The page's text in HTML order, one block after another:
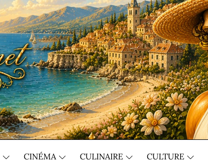
CINÉMA CULINAIRE CULTURE